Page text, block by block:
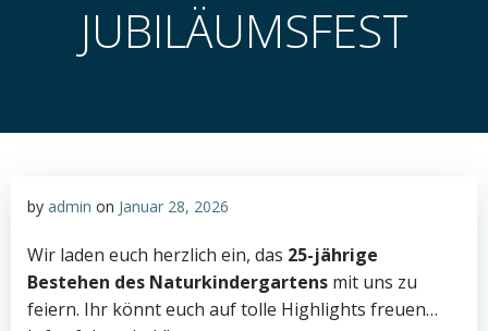
JUBILÄUMSFEST
by admin on Januar 28, 2026
Wir laden euch herzlich ein, das 25-jährige
Bestehen des Naturkindergartens mit uns zu
feiern. Ihr könnt euch auf tolle Highlights freuen…